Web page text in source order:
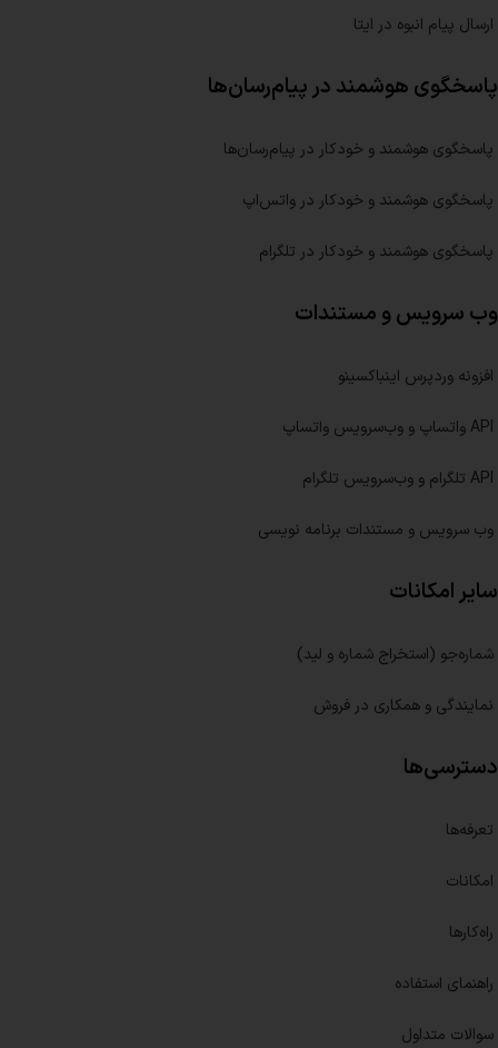
ارسال پیام انبوه در ایتا
پاسخگوی هوشمند در پیام‌رسان‌ها
پاسخگوی هوشمند و خودکار در پیام‌رسان‌ها
پاسخگوی هوشمند و خودکار در واتس‌اپ
پاسخگوی هوشمند و خودکار در تلگرام
وب سرویس و مستندات
افزونه وردپرس اینباکسینو
API واتساپ و وب‌سرویس واتساپ
API تلگرام و وب‌سرویس تلگرام
وب سرویس و مستندات برنامه نویسی
سایر امکانات
شماره‌جو (استخراج شماره و لید)
نمایندگی و همکاری در فروش
دسترسی‌ها
تعرفه‌ها
امکانات
راه‌کارها
راهنمای استفاده
سوالات متداول